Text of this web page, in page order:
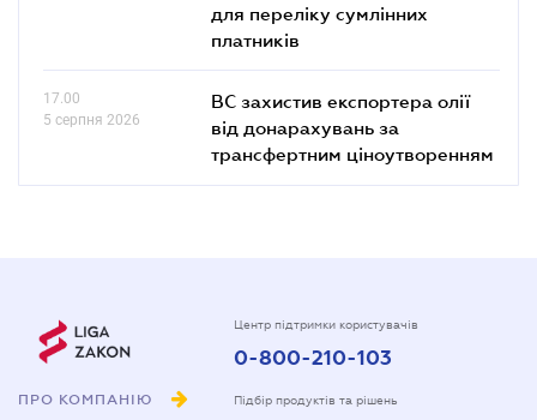
для переліку сумлінних
платників
17.00
5 серпня 2026
ВС захистив експортера олії
від донарахувань за
трансфертним ціноутворенням
ПРО КОМПАНІЮ
Центр підтримки користувачів
0-800-210-103
Підбір продуктів та рішень